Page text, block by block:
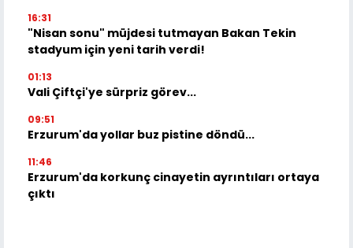
16:31
"Nisan sonu" müjdesi tutmayan Bakan Tekin
stadyum için yeni tarih verdi!
01:13
Vali Çiftçi'ye sürpriz görev...
09:51
Erzurum'da yollar buz pistine döndü...
11:46
Erzurum'da korkunç cinayetin ayrıntıları ortaya
çıktı